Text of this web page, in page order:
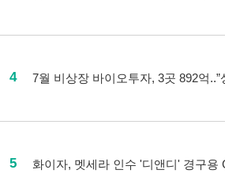
4 7월 비상장 바이오투자, 3곳 892억..”
5 화이자, 멧세라 인수 '디앤디' 경구용